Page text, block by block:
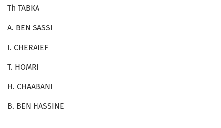
Th TABKA
A. BEN SASSI
I. CHERAIEF
T. HOMRI
H. CHAABANI
B. BEN HASSINE